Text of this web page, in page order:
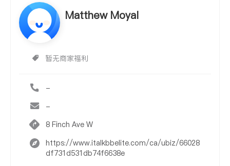
Matthew Moyal
暂无商家福利
-
-
8 Finch Ave W
https://www.italkbbelite.com/ca/ubiz/66028
df731d531db74f6638e